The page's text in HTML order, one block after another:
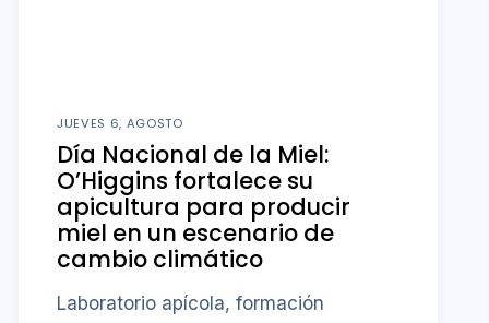
JUEVES 6, AGOSTO
Día Nacional de la Miel:
O’Higgins fortalece su
apicultura para producir
miel en un escenario de
cambio climático
Laboratorio apícola, formación